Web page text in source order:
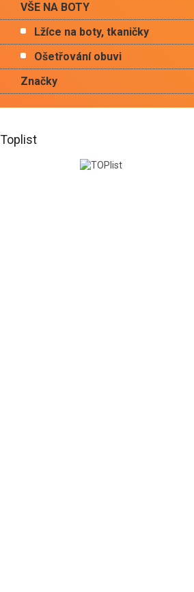
VŠE NA BOTY
Lžíce na boty, tkaničky
Ošetřování obuvi
Značky
Toplist